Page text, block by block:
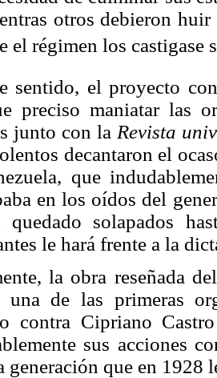
otros debieron
el régimen los castigase
sentido, el proyecto
preciso maniatar las
junto con la Revista
decantaron el
que
en los oídos del
quedado solapados
le hará frente a la
la obra reseñada
una de las primeras
contra Cipriano
sus acciones
generación que en 1928